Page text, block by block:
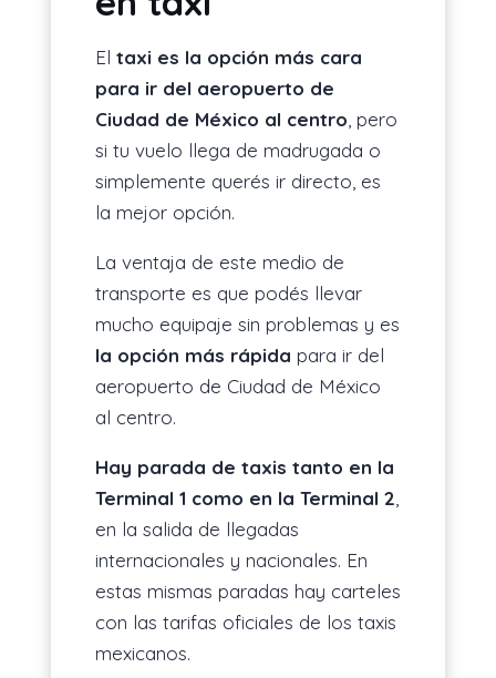
El taxi es la opción más cara
para ir del aeropuerto de
Ciudad de México al centro , pero
si tu vuelo llega de madrugada o
simplemente querés ir directo, es
la mejor opción.
La ventaja de este medio de
transporte es que podés llevar
mucho equipaje sin problemas y es
la opción más rápida para ir del
aeropuerto de Ciudad de México
al centro.
Hay parada de taxis tanto en la
Terminal 1 como en la Terminal 2
en la salida de llegadas
internacionales y nacionales. En
estas mismas paradas hay carteles
con las tarifas oficiales de los taxis
mexicanos.